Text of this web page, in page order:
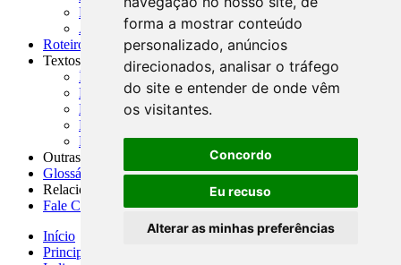
forma a mostrar conteúdo
personalizado, anúncios
direcionados, analisar o tráfego
do site e entender de onde vêm
os visitantes.
Concordo
Eu recuso
Alterar as minhas preferências
Presidência da República
Agências Nacionais Reguladoras
Roteiros para Estudos
Textos
Índice de Textos
Editorial
Monografias
Na Imprensa
Fórum de Discussão
Outras ferramentas
Glossário
Relacionamento
Fale Conosco
Início
Principais notícias